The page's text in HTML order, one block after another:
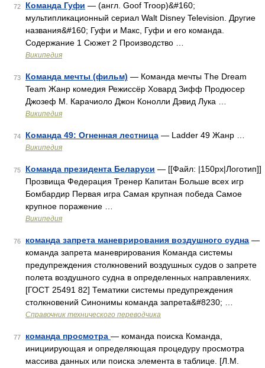
72 Команда Гуфи — (англ. Goof Troop)&#160;
мультипликационный сериал Walt Disney Television. Другие
названия&#160; Гуфи и Макс, Гуфи и его команда.
Содержание 1 Сюжет 2 Производство …
Википедия
73 Команда мечты (фильм) — Команда мечты The Dream
Team Жанр комедия Режиссёр Ховард Зифф Продюсер
Джозеф М. Карачиоло Джон Конолли Дэвид Лука …
Википедия
74 Команда 49: Огненная лестница — Ladder 49 Жанр …
Википедия
75 Команда президента Беларуси — [[Файл: |150px|Логотип]]
Прозвища Федерация Тренер Капитан Больше всех игр
Бомбардир Первая игра Самая крупная победа Самое
крупное поражение …
Википедия
76 команда запрета маневрирования воздушного судна —
команда запрета маневрирования Команда системы
предупреждения столкновений воздушных судов о запрете
полета воздушного судна в определенных направлениях.
[ГОСТ 25491 82] Тематики системы предупреждения
столкновений Синонимы команда запрета&#8230; …
Справочник технического переводчика
77 команда просмотра — команда поиска Команда,
инициирующая и определяющая процедуру просмотра
массива данных или поиска элемента в таблице. [Л.М.